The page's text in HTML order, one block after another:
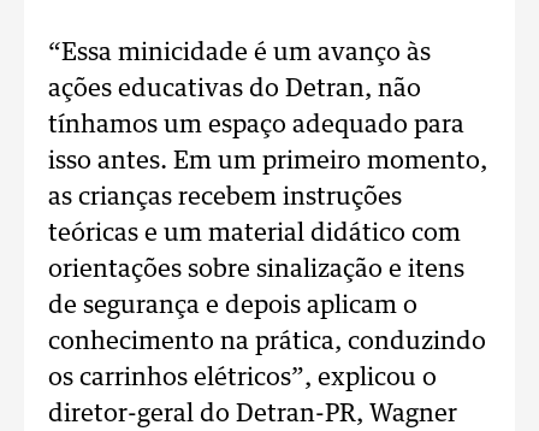
“Essa minicidade é um avanço às
ações educativas do Detran, não
tínhamos um espaço adequado para
isso antes. Em um primeiro momento,
as crianças recebem instruções
teóricas e um material didático com
orientações sobre sinalização e itens
de segurança e depois aplicam o
conhecimento na prática, conduzindo
os carrinhos elétricos”, explicou o
diretor-geral do Detran-PR, Wagner